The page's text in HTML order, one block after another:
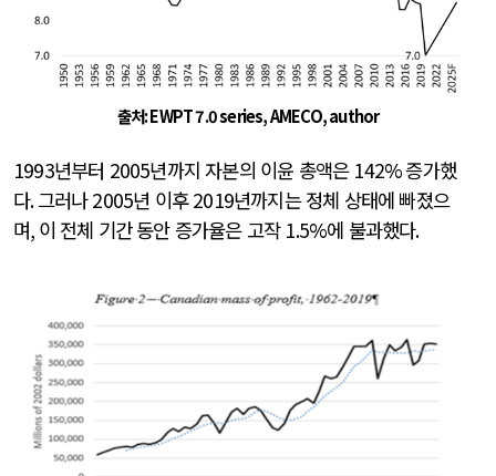
출처: EWPT 7.0 series, AMECO, author
1993년부터 2005년까지 자본의 이윤 총액은 142%증가했
다.그러나2005년 이후2019년까지는 정체 상태에 빠졌으
며, 이 전체 기간 동안 증가율은 고작 1.5%에 불과했다.